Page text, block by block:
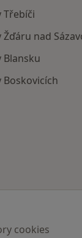
Třebíči
nad
Blansku
cookies